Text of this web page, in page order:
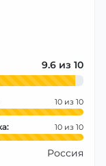
9.6
10
10
Россия